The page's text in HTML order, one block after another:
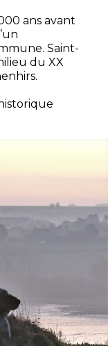
ans avant
Saint-
du XX